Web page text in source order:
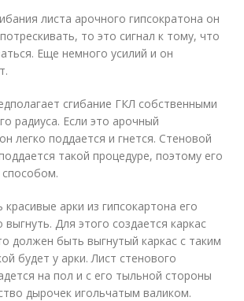
листа арочного гипсократона он
то это сигнал к тому, что
Еще немного усилий и он
сгибание ГКЛ собственными
радиуса. Если это арочный
легко поддается и гнется. Стеновой
такой процедуре, поэтому его
арки из гипсокартона его
Для этого создается каркас
должен быть выгнутый каркас с таким
будет у арки. Лист стенового
на пол и с его тыльной стороны
дырочек игольчатым валиком.